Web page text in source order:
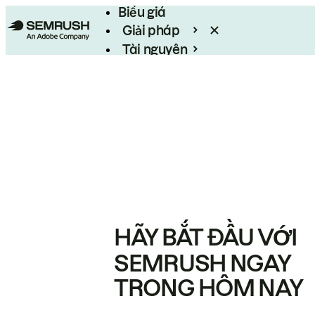
Biểu giá
Giải pháp
Tài nguyên
HÃY BẮT ĐẦU VỚI
SEMRUSH NGAY
TRONG HÔM NAY